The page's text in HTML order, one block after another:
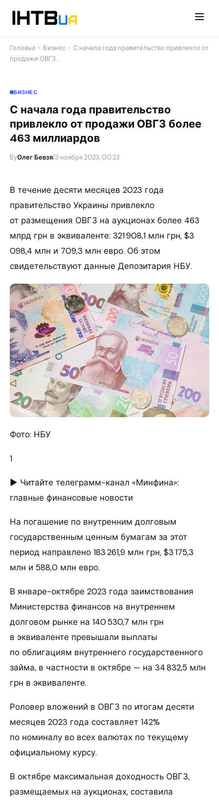
Головна › Бизнес › С начала года правительство привлекло от
продажи ОВГЗ…
БИЗНЕС
С начала года правительство
привлекло от продажи ОВГЗ более
463 миллиардов
ByОлег Бевзя/3 ноября 2023, 00:23
В течение десяти месяцев 2023 года
правительство Украины привлекло
от размещения ОВГЗ на аукционах более 463
млрд грн в эквиваленте: 321 908,1 млн грн, $3
098,4 млн и 709,3 млн евро. Об этом
свидетельствуют данные Депозитария НБУ.
Фото: НБУ
1
► Читайте телеграмм-канал «Минфина»:
главные финансовые новости
На погашение по внутренним долговым
государственным ценным бумагам за этот
период направлено 183 261,9 млн грн, $3 175,3
млн и 588,0 млн евро.
В январе-октябре 2023 года заимствования
Министерства финансов на внутреннем
долговом рынке на 140 530,7 млн грн
в эквиваленте превышали выплаты
по облигациям внутреннего государственного
займа, в частности в октябре — на 34 832,5 млн
грн в эквиваленте.
Роловер вложений в ОВГЗ по итогам десяти
месяцев 2023 года составляет 142%
по номиналу во всех валютах по текущему
официальному курсу.
В октябре максимальная доходность ОВГЗ,
размещаемых на аукционах, составила